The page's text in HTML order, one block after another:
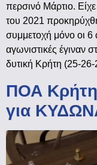
περσινό Μάρτιο.
του 2021
συμμετοχή μόνο οι 6
αγωνιστικές έγιναν
δυτική Κρήτη (25-
ΠΟΑ
για